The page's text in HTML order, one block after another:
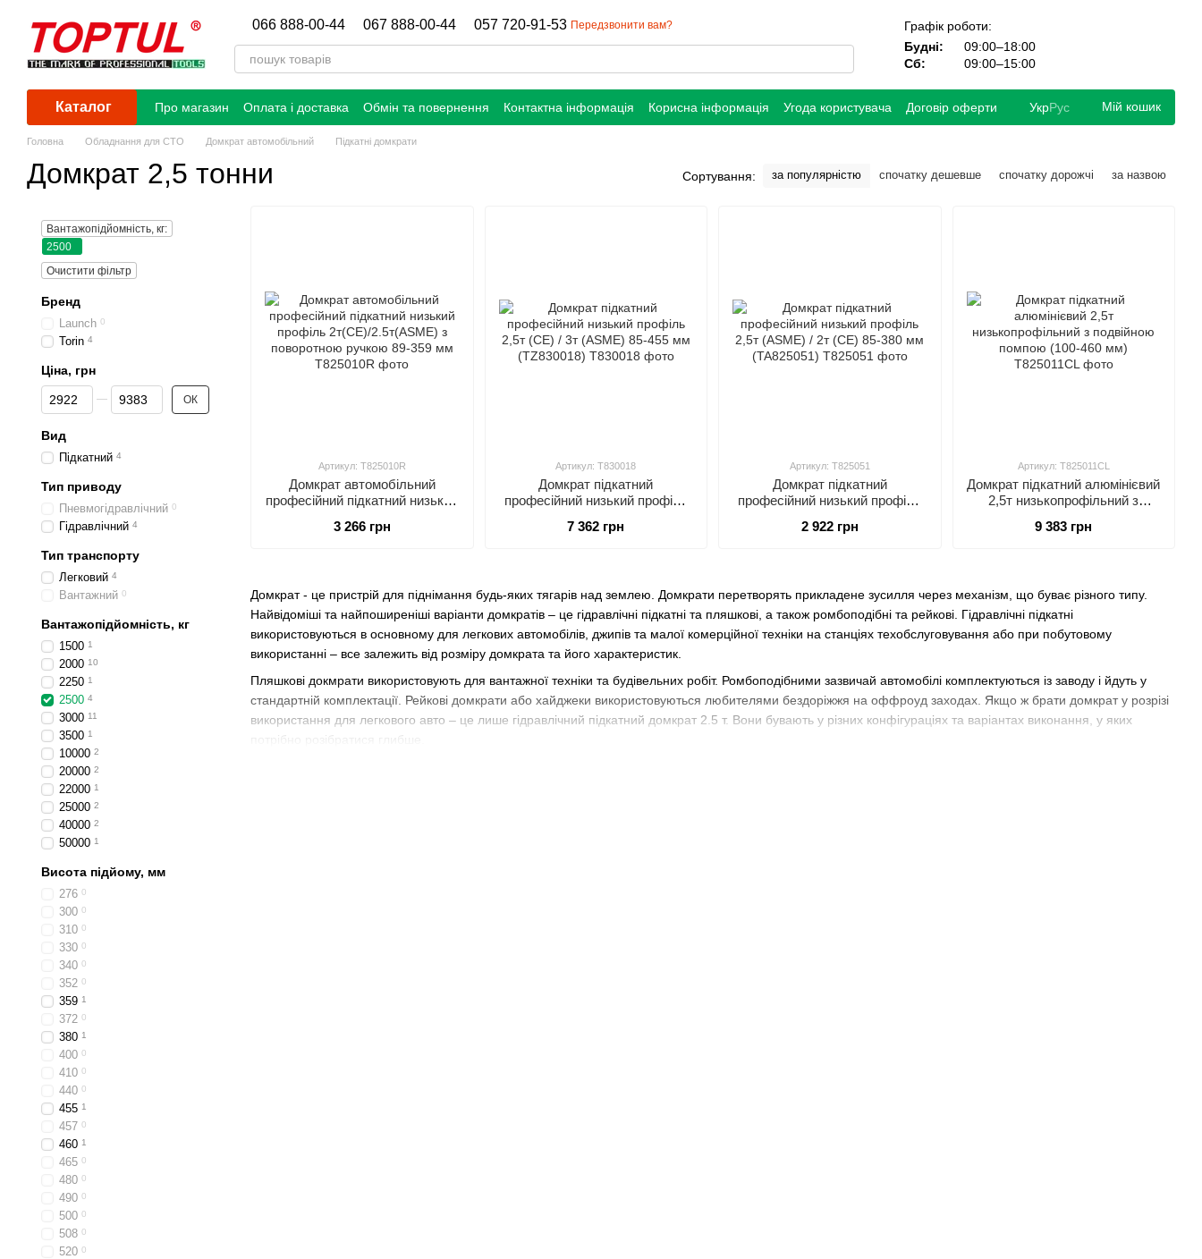
066 888-00-44 067 888-00-44 057 720-91-53 Передзвонити вам?
Графік роботи:
Будні:
09:00–18:00
Сб:
09:00–15:00
Каталог Про магазин Оплата і доставка Обмін та повернення Контактна інформація Корисна інформація Угода користувача Договір оферти УкрРус Мій кошик
Головна Обладнання для СТО Домкрат автомобільний Підкатні домкрати
Домкрат 2,5 тонни Сортування: за популярністю спочатку дешевше спочатку дорожчі за назвою
Домкрат - це пристрій для піднімання будь-яких тягарів над землею. Домкрати перетворять прикладене зусилля через механізм, що буває різного типу.
Найвідоміші та найпоширеніші варіанти домкратів – це гідравлічні підкатні та пляшкові, а також ромбоподібні та рейкові. Гідравлічні підкатні
використовуються в основному для легкових автомобілів, джипів та малої комерційної техніки на станціях техобслуговування або при побутовому
використанні – все залежить від розміру домкрата та його характеристик.
Пляшкові докмрати використовують для вантажної техніки та будівельних робіт. Ромбоподібними зазвичай автомобілі комплектуються із заводу і йдуть у
стандартній комплектації. Рейкові домкрати або хайджеки використовуються любителями бездоріжжя на оффроуд заходах. Якщо ж брати домкрат у розрізі
використання для легкового авто – це лише гідравлічний підкатний домкрат 2.5 т. Вони бувають у різних конфігураціях та варіантах виконання, у яких
потрібно розібратися глибше.
Артикул: T825010R
Домкрат автомобільний
професійний підкатний низький
поворотною ручкою 89-359 мм
3 266 грн
Артикул: T830018
Домкрат підкатний
професійний низький профіль
мм (TZ830018)
7 362 грн
Артикул: T825051
Домкрат підкатний
професійний низький профіль
мм (TA825051)
2 922 грн
Артикул: T825011CL
Домкрат підкатний алюмінієвий
2,5т низькопрофільний з
мм)
9 383 грн
Вантажопідйомність, кг:
2500
Очистити фільтр
Бренд
Launch 0
Torin 4
Ціна, грн
Від Ціна, грн
До Ціна, грн ОК
Вид
Підкатний 4
Тип приводу
Пневмогідравлічний 0
Гідравлічний 4
Тип транспорту
Легковий 4
Вантажний 0
Вантажопідйомність, кг
1500 1
2000 10
2250 1
2500 4
3000 11
3500 1
10000 2
20000 2
22000 1
25000 2
40000 2
50000 1
Висота підйому, мм
276 0
300 0
310 0
330 0
340 0
352 0
359 1
372 0
380 1
400 0
410 0
440 0
455 1
457 0
460 1
465 0
480 0
490 0
500 0
508 0
520 0